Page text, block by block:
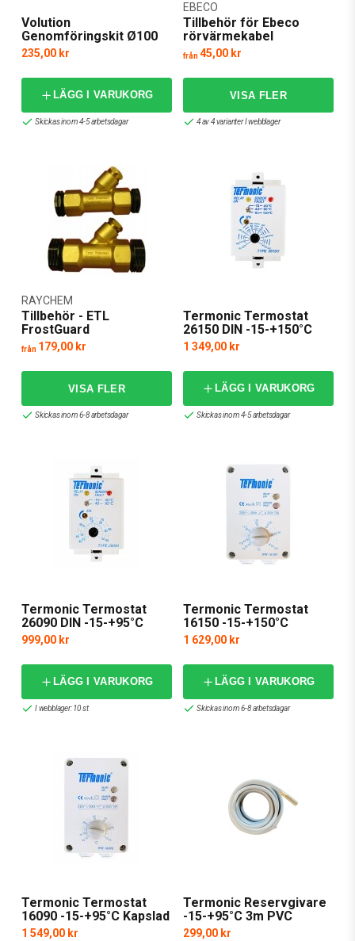
Volution
Genomföringskit Ø100
235,00 kr
LÄGG I VARUKORG
Skickas inom 4-5 arbetsdagar
Tillbehör för Ebeco
rörvärmekabel
EBECO
från45,00 kr
4 av 4 varianter I webblager
Tillbehör - ETL
FrostGuard
RAYCHEM
från 179,00 kr
Skickas inom 6-8 arbetsdagar
Termonic Termostat
26150 DIN -15-+150°C
1 349,00 kr
LÄGG I VARUKORG
Skickas inom 4-5 arbetsdagar
Termonic Termostat
26090 DIN -15-+95°C
999,00 kr
LÄGG I VARUKORG
I webblager: 10 st
Termonic Termostat
16150 -15-+150°C
Kapslad
1 629,00 kr
LÄGG I VARUKORG
Skickas inom 6-8 arbetsdagar
Termonic Termostat
16090 -15-+95°C Kapslad
1 549,00 kr
Termonic Reservgivare
-15-+95°C 3m PVC
299,00 kr